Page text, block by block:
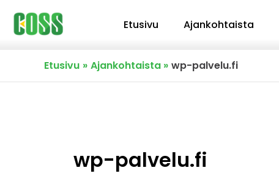
Siirry
sisältöön
Etusivu Ajankohtaista
Etusivu Ajankohtaista wp-palvelu.fi
wp-palvelu.fi